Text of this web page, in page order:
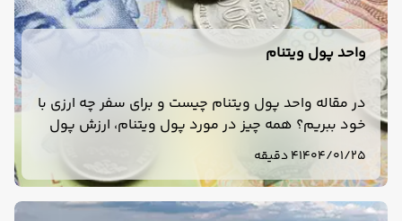
واحد پول ویتنام
در مقاله واحد پول ویتنام چیست و برای سفر چه ارزی با
خود ببریم؟ همه چیز در مورد پول ویتنام، ارزش پول
ویتنام و قیمت پول ویتنام را توضیح دادیم. توصیه
میکنیم قبل از سفر به ویتنام این مقاله را مطالعه کنید.
1404/01/254 دقیقه